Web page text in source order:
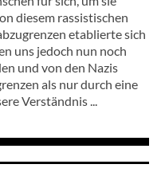
diesem rassistischen
etablierte sich
uns jedoch nun noch
und von den Nazis
als nur durch eine
Verständnis ...